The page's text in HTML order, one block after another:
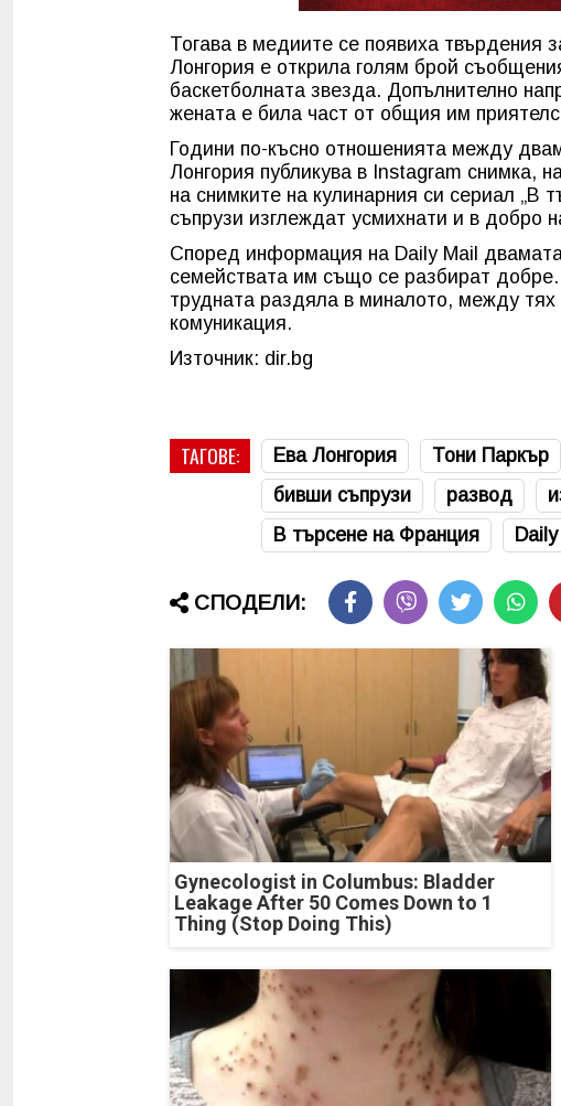
Тогава в медиите се появиха твърдения
Лонгория е открила голям брой
баскетболната звезда. Допълнително
жената е била част от общия им
Години по-късно отношенията между
Лонгория публикува в Instagram снимка,
на снимките на кулинарния си сериал
съпрузи изглеждат усмихнати и в добро
Според информация на Daily Mail
семействата им също се разбират
трудната раздяла в миналото, между
комуникация.
Източник: dir.bg
ТАГОВЕ: Ева Лонгория Тони Паркър
бивши съпрузи
развод
В търсене на Франция
СПОДЕЛИ:
Gynecologist in Columbus: Bladder
Leakage After 50 Comes Down to 1
Thing (Stop Doing This)